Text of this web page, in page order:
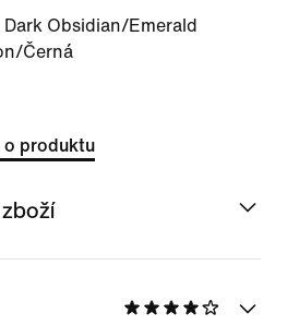
Dark Obsidian/Emerald
Černá
produktu